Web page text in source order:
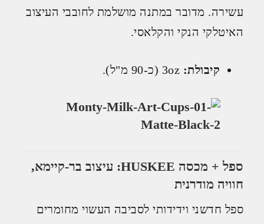
עשירה. מדובר במתנה מושלמת לחובבי העיצוב
האיטלקי הנקי והקלאסי.
קיבולת:3oz (כ-90 מ"ל).
ספל + מכסה HUSKEE: עיצוב בר-קיימא,
חוויה מודרנית
ספל חדשני וידידותי לסביבה העשוי מחומרים